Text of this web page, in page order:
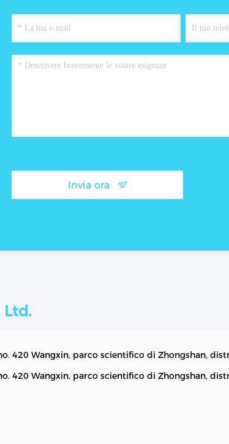
Invia ora
Ltd.
420 Wangxin, parco scientifico di Zhongshan,
420 Wangxin, parco scientifico di Zhongshan,